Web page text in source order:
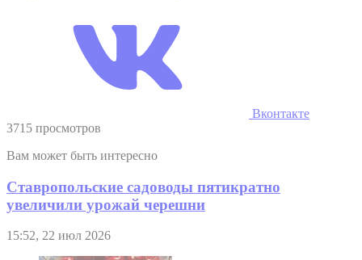
Вконтакте
3715 просмотров
Вам может быть интересно
Ставропольские садоводы пятикратно
увеличили урожай черешни
15:52, 22 июл 2026